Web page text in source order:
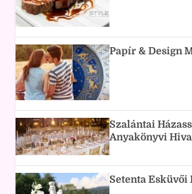
Papír & Design
Szalántai
Anyakönyvi
Setenta Esküvői